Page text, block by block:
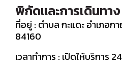
พิกัดและการเดินทาง
ที่อยู่ : ตำบล กะแดะ อำเภอ
84160
เวลาทำการ : เปิดให้บริการ